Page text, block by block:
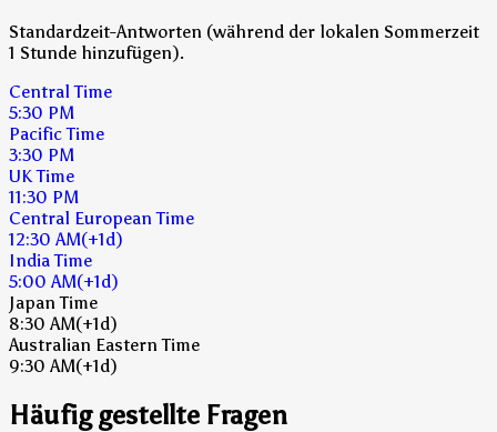
Standardzeit-Antworten (während der lokalen Sommerzeit
1 Stunde hinzufügen).
Central Time
5:30 PM
Pacific Time
3:30 PM
UK Time
11:30 PM
Central European Time
12:30 AM(+1d)
India Time
5:00 AM(+1d)
Japan Time
8:30 AM(+1d)
Australian Eastern Time
9:30 AM(+1d)
Häufig gestellte Fragen